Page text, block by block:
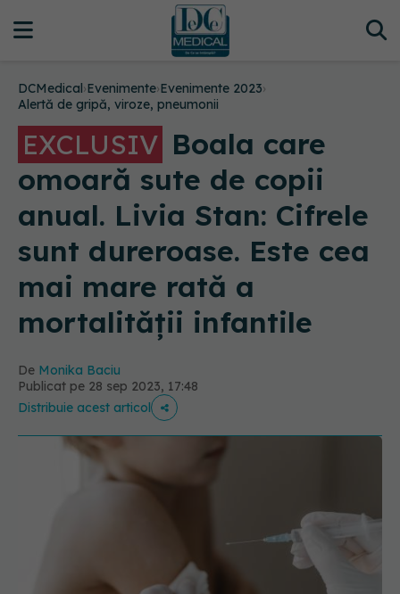
DCMedical›Evenimente›Evenimente 2023›
Alertă de gripă, viroze, pneumonii
EXCLUSIV Boala care
omoară sute de copii
anual. Livia Stan: Cifrele
sunt dureroase. Este cea
mai mare rată a
mortalității infantile
De Monika Baciu
Publicat pe 28 sep 2023, 17:48
Distribuie acest articol